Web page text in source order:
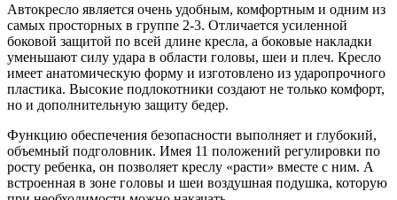
Автокресло является очень удобным, комфортным и одним из
самых просторных в группе 2-3. Отличается усиленной
боковой защитой по всей длине кресла, а боковые накладки
уменьшают силу удара в области головы, шеи и плеч. Кресло
имеет анатомическую форму и изготовлено из ударопрочного
пластика. Высокие подлокотники создают не только комфорт,
но и дополнительную защиту бедер.
Функцию обеспечения безопасности выполняет и глубокий,
объемный подголовник. Имея 11 положений регулировки по
росту ребенка, он позволяет креслу «расти» вместе с ним. А
встроенная в зоне головы и шеи воздушная подушка, которую